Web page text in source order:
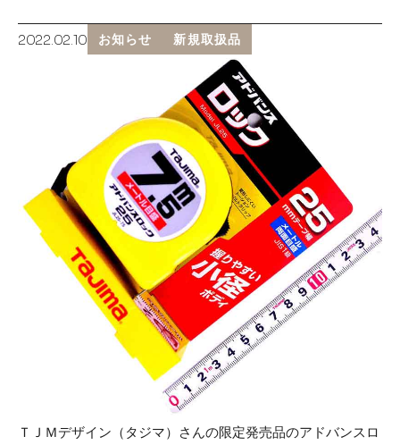
採用情報
お問い合わせはこちら
2022.02.10 お知らせ 新規取扱品
ＴＪＭデザイン（タジマ）さんの限定発売品のアドバンスロ